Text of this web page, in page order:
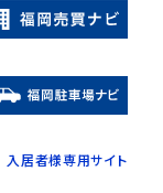
入居者様専用サイト